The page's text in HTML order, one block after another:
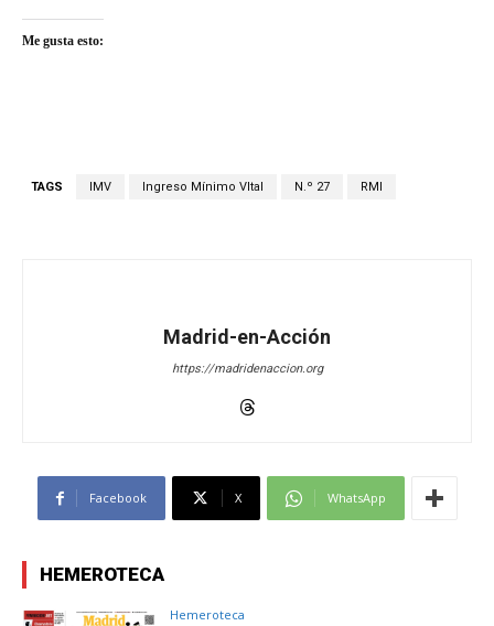
Me gusta esto:
TAGS IMV Ingreso Mínimo VItal N.º 27 RMI
Madrid-en-Acción
https://madridenaccion.org
Facebook X WhatsApp
HEMEROTECA
Hemeroteca